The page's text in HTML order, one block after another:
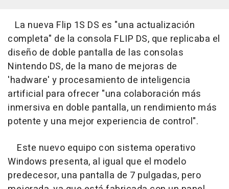
La nueva Flip 1S DS es "una actualización
completa" de la consola FLIP DS, que replicaba el
diseño de doble pantalla de las consolas
Nintendo DS, de la mano de mejoras de
'hadware' y procesamiento de inteligencia
artificial para ofrecer "una colaboración más
inmersiva en doble pantalla, un rendimiento más
potente y una mejor experiencia de control".
Este nuevo equipo con sistema operativo
Windows presenta, al igual que el modelo
predecesor, una pantalla de 7 pulgadas, pero